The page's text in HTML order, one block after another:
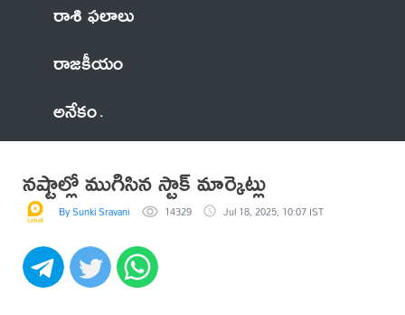
రాశి ఫలాలు
రాజకీయం
అనేకం
నష్టాల్లో ముగిసిన స్టాక్ మార్కెట్లు
By Sunki Sravani 14329 Jul 18, 2025, 10:07 IST